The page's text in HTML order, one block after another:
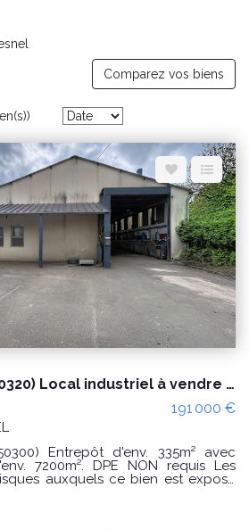
Nous contacter
Comparez vos biens
LA HAYE PESNEL (50320) Local industriel à vendre sur env. 7200m² de terrain
191 000 €
d'env. 335m² avec
7200m². DPE NON requis Les
auxquels ce bien est exposé